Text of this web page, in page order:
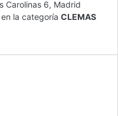
Carolinas 6, Madrid
la categoría CLEMAS